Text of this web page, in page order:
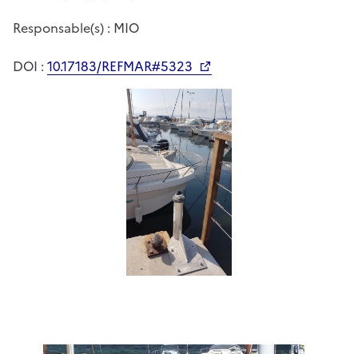
Responsable(s) : MIO
DOI : 10.17183/REFMAR#5323